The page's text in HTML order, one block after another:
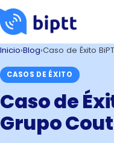
Inicio›Blog›Caso de Éxito
CASOS DE ÉXITO
Caso de
Grupo